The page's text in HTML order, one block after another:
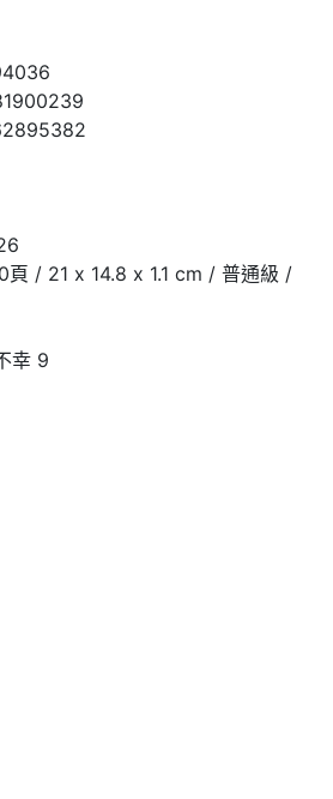
頁 / 21 x 14.8 x 1.1 cm / 普通級 /
幸 9